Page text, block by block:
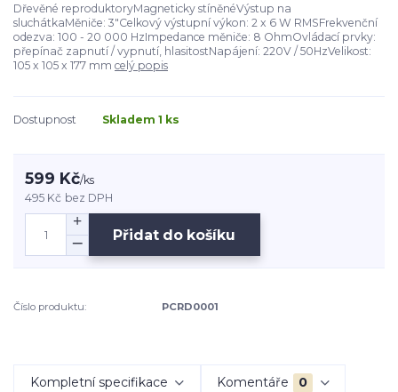
Dřevěné reproduktoryMagneticky stíněnéVýstup na
sluchátkaMěniče: 3"Celkový výstupní výkon: 2 x 6 W RMSFrekvenční
odezva: 100 - 20 000 HzImpedance měniče: 8 OhmOvládací prvky:
přepínač zapnutí / vypnutí, hlasitostNapájení: 220V / 50HzVelikost:
105 x 105 x 177 mm celý popis
Dostupnost Skladem 1 ks
599 Kč/ks
495 Kč bez DPH
Přidat do košíku
Číslo produktu: PCRD0001
Kompletní specifikace Komentáře 0